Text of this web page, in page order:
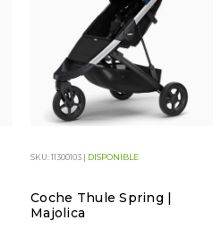
SKU: 11300103 | DISPONIBLE
Coche Thule Spring |
Majolica